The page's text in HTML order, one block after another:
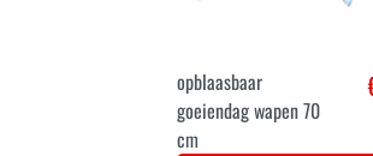
opblaasbaar
goeiendag wapen 70
cm